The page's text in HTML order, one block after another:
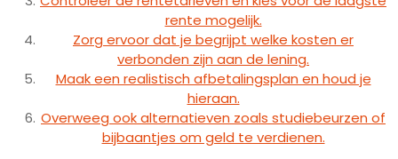
rente mogelijk.
Zorg ervoor dat je begrijpt welke kosten er
verbonden zijn aan de lening.
Maak een realistisch afbetalingsplan en houd je
hieraan.
Overweeg ook alternatieven zoals studiebeurzen of
bijbaantjes om geld te verdienen.